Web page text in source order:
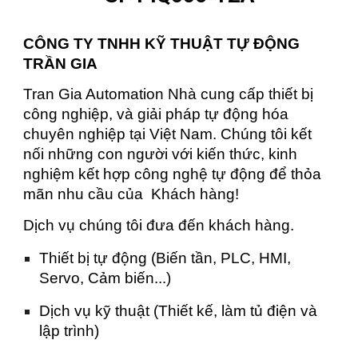
CÔNG TY TNHH KỸ THUẬT TỰ ĐỘNG
TRẦN GIA
Tran Gia Automation Nhà cung cấp thiết bị
công nghiệp, và giải pháp tự động hóa
chuyên nghiệp tại Việt Nam. Chúng tôi kết
nối những con người với kiến thức, kinh
nghiệm kết hợp công nghệ tự động để thỏa
mãn nhu cầu của Khách hàng!
Dịch vụ chúng tôi đưa đến khách hàng.
Thiết bị tự động (Biến tần, PLC, HMI,
Servo, Cảm biến...)
Dịch vụ kỹ thuật (Thiết kế, làm tủ điện và
lập trình)